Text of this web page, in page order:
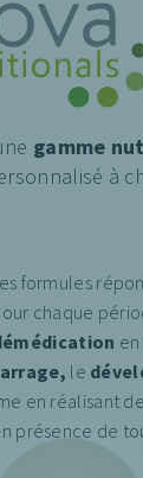
gamme
à
formules
chaque
le
en réalisant
présence de